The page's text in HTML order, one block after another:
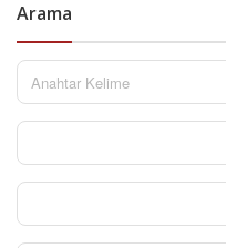
Arama